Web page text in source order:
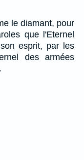
le diamant, pour
que l'Eternel
esprit, par les
des armées